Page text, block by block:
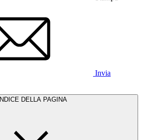
Invia
INDICE DELLA PAGINA